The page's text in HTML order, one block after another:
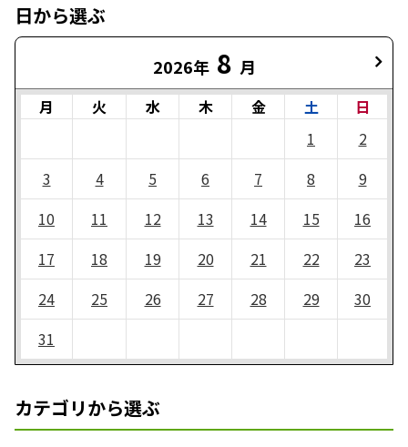
日から選ぶ
2026年 8 月
月 火 水 木 金 土
日
1
2
3
4 5 6 7 8
9
10
11 12 13 14 15
16
17
18 19 20 21 22
23
24
25 26 27 28 29
30
31
カテゴリから選ぶ